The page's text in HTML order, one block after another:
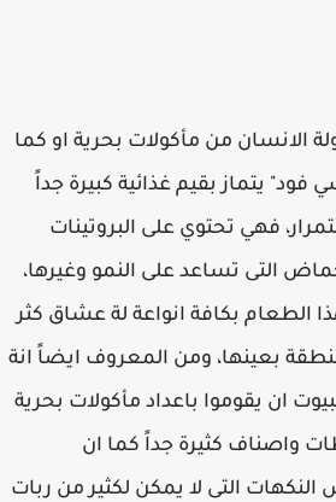
الانسان من مأكولات بحرية او كما
فود" يتماز بقيم غذائية كبيرة جداً
فهي تحتوي على البروتينات
التى تساعد على النمو وغيرها،
الطعام بكافة انواعة لة عشاق كثر
بعينها، ومن المعروف ايضاً انة
ان يقوموا باعداد مأكولات بحرية
واصناف كثيرة جداً كما ان
التى لا يمكن لكثير من ربات